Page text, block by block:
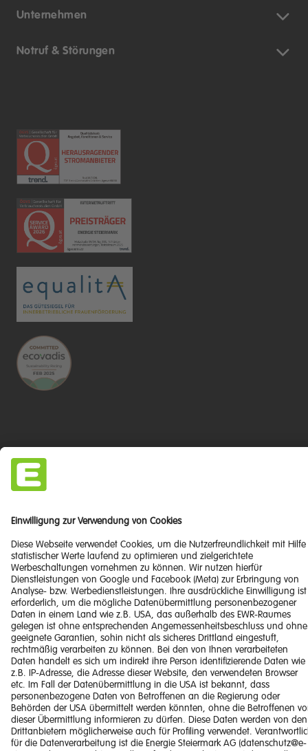
Unternehmen
Notruf & Störungen
Barrierefreiheitserklärung
Haftungsausschluss
Datenschutzerklärung
Downloads
© 2026 Energie Steiermark